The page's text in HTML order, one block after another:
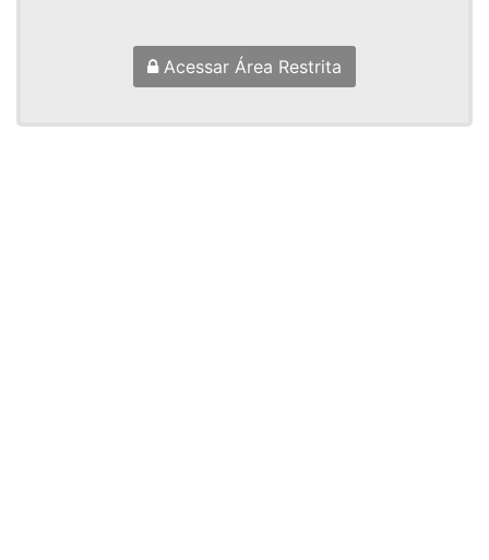
Acessar Área Restrita